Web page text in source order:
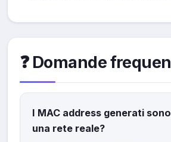
❓ Domande
I MAC address generati
una rete reale?